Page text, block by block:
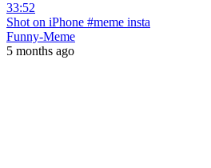
33:52
Shot on iPhone #meme insta
Funny-Meme
5 months ago